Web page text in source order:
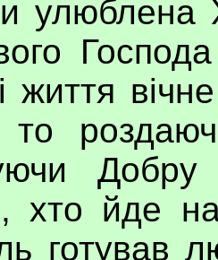
улюблена
життя
то
хто йде
готував